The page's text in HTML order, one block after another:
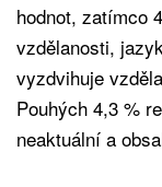
hodnot, zatímco
vzdělanosti,
vyzdvihuje
Pouhých 4,3 %
neaktuální a